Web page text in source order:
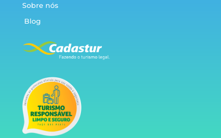
Sobre nós
Blog